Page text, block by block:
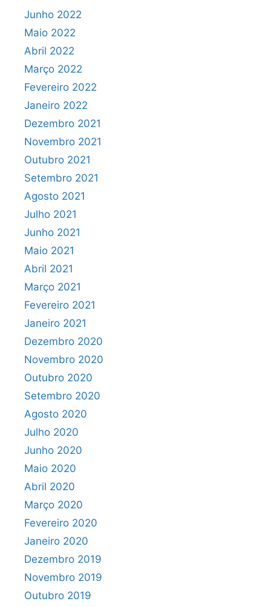
Junho 2022
Maio 2022
Abril 2022
Março 2022
Fevereiro 2022
Janeiro 2022
Dezembro 2021
Novembro 2021
Outubro 2021
Setembro 2021
Agosto 2021
Julho 2021
Junho 2021
Maio 2021
Abril 2021
Março 2021
Fevereiro 2021
Janeiro 2021
Dezembro 2020
Novembro 2020
Outubro 2020
Setembro 2020
Agosto 2020
Julho 2020
Junho 2020
Maio 2020
Abril 2020
Março 2020
Fevereiro 2020
Janeiro 2020
Dezembro 2019
Novembro 2019
Outubro 2019